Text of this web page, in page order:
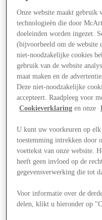
Aanbiedingen
Onze website maakt gebruik
technologieën die door
doeleinden worden ingezet.
(bijvoorbeeld om de website
niet-noodzakelijke cookies
gebruik van de website
maat maken en de
Deze niet-noodzakelijke
accepteert. Raadpleeg voor
Cookieverklaring en onze
U kunt uw voorkeuren op
toestemming intrekken door
voettekst van onze website.
heeft geen invloed op de
gegevensverwerking die tot
Voor informatie over de
delen, klikt u hieronder op